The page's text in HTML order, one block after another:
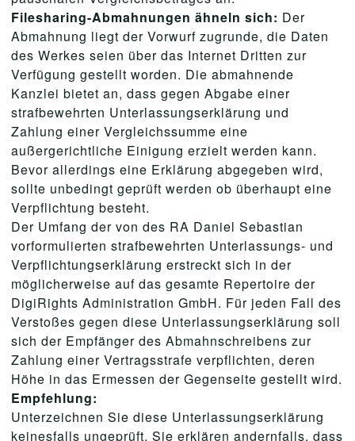
Filesharing-Abmahnungen ähneln sich: Der
Abmahnung liegt der Vorwurf zugrunde, die Daten
des Werkes seien über das Internet Dritten zur
Verfügung gestellt worden. Die abmahnende
Kanzlei bietet an, dass gegen Abgabe einer
strafbewehrten Unterlassungserklärung und
Zahlung einer Vergleichssumme eine
außergerichtliche Einigung erzielt werden kann.
Bevor allerdings eine Erklärung abgegeben wird,
sollte unbedingt geprüft werden ob überhaupt eine
Verpflichtung besteht.
Der Umfang der von des RA Daniel Sebastian
vorformulierten strafbewehrten Unterlassungs- und
Verpflichtungserklärung erstreckt sich in der
möglicherweise auf das gesamte Repertoire der
DigiRights Administration GmbH. Für jeden Fall des
Verstoßes gegen diese Unterlassungserklärung soll
sich der Empfänger des Abmahnschreibens zur
Zahlung einer Vertragsstrafe verpflichten, deren
Höhe in das Ermessen der Gegenseite gestellt wird.
Empfehlung:
Unterzeichnen Sie diese Unterlassungserklärung
keinesfalls ungeprüft. Sie erklären andernfalls, dass